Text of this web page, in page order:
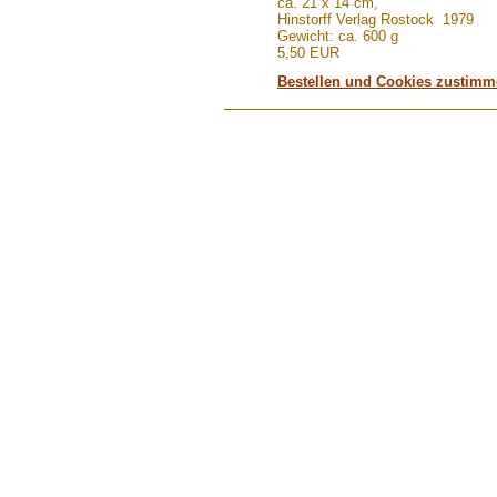
Hinstorff Verlag Rostock 1979
Gewicht: ca. 600 g
5,50 EUR
Bestellen und Cookies